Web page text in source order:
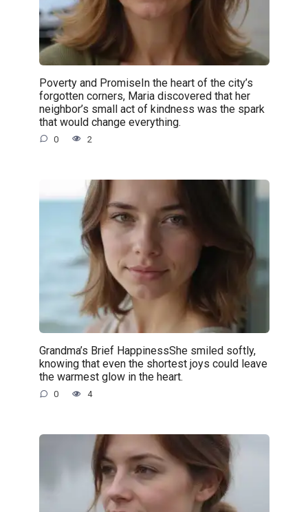
Poverty and PromiseIn the heart of the city’s
forgotten corners, Maria discovered that her
neighbor’s small act of kindness was the spark
that would change everything.
0 2
Grandma’s Brief HappinessShe smiled softly,
knowing that even the shortest joys could leave
the warmest glow in the heart.
0 4